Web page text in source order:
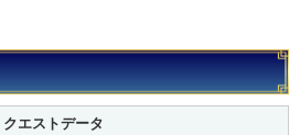
クエストデータ